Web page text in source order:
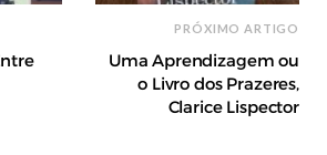
PRÓXIMO ARTIGO
Uma Aprendizagem ou
o Livro dos Prazeres,
Clarice Lispector